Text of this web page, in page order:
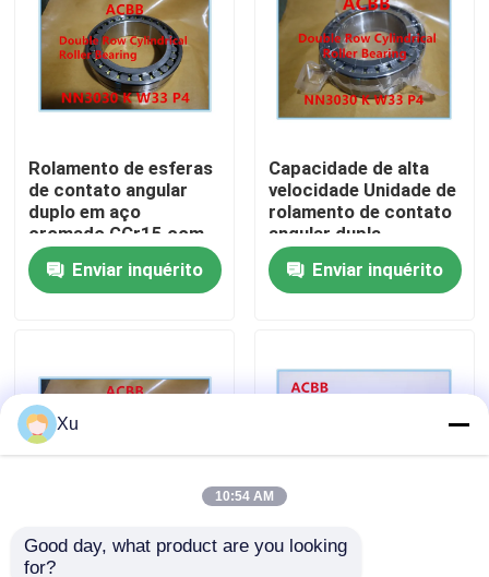
Produtos
Sobre nós
Controle da qualidade
Contacte-nos
Rolamento de esferas angular empurrado do contato
Rolamentos de esferas cerâmicos
Rolamento de rolo cilíndrico da fileira dobro
Rolamento de esferas
de contato angular
duplo em aço
cromado GCr15 com
ângulo de contato de
15° a 40°, projetado
para caixas de
Enviar inquérito
Capacidade de alta
velocidade Unidade de
rolamento de contato
angular dupla
Adequada para
velocidade
operacional 2000RPM
desempenho
Enviar inquérito
NN3030 K W33 P4
Rolamentos
As séries de NN
Xu
10:54 AM
Good day, what product are you looking
for?